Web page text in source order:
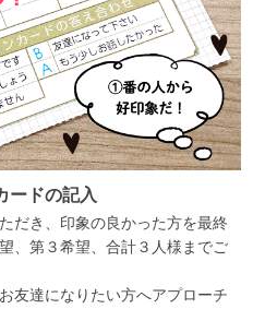
ードの記入
だき、印象の良かった方を最終
、第３希望、合計３人様までご
友達になりたい方へアプローチ